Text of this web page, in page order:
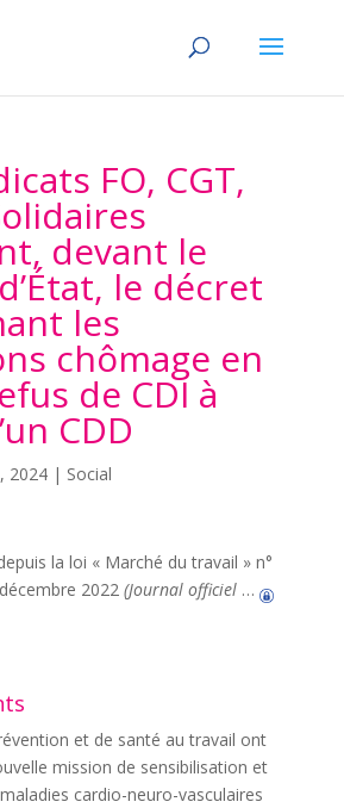
FO, CGT,
devant le
le décret
les
chômage en
de CDI à
CDD
2024| Social
la loi « Marché du travail » n°
2022 (Journal officiel…
et de santé au travail ont
mission de sensibilisation et
cardio-neuro-vasculaires